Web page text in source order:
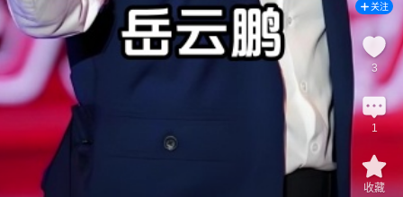
关注
3
1
收藏